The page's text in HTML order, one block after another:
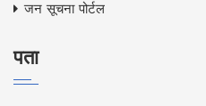
जन सूचना पोर्टल
पता